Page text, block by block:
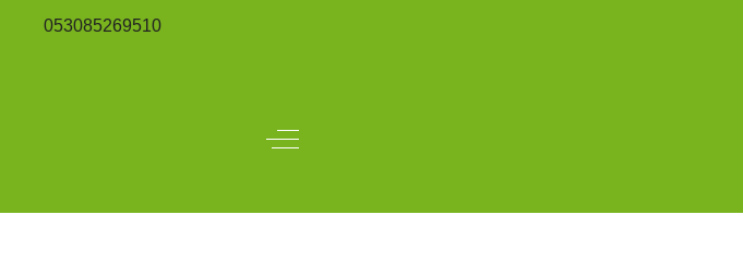
053085269510
Off-Canvas Toggle